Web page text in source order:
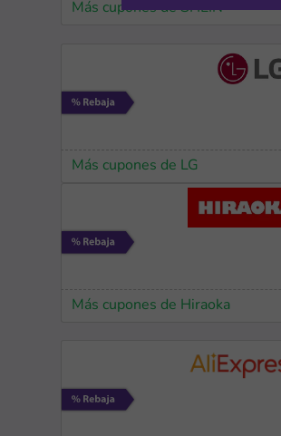
Más cupones de SHEIN
Más cupones de LG
Más cupones de Hiraoka